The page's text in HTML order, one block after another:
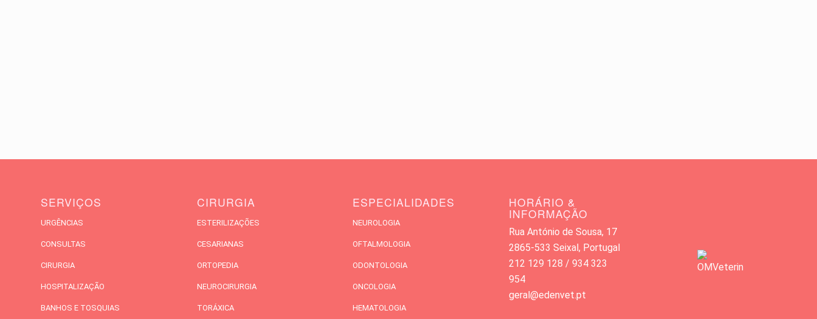
SERVIÇOS
URGÊNCIAS
CONSULTAS
CIRURGIA
HOSPITALIZAÇÃO
BANHOS E TOSQUIAS
CIRURGIA
ESTERILIZAÇÕES
CESARIANAS
ORTOPEDIA
NEUROCIRURGIA
TORÁXICA
ESPECIALIDADES
NEUROLOGIA
OFTALMOLOGIA
ODONTOLOGIA
ONCOLOGIA
HEMATOLOGIA
HORÁRIO &
INFORMAÇÃO
Rua António de Sousa, 17
2865-533 Seixal, Portugal
212 129 128 / 934 323
954
geral@edenvet.pt